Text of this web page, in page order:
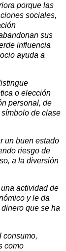
porque las
sociales,
sus
influencia
ayuda a
o elección
personal, de
de clase
un buen estado
riesgo de
a la diversión
actividad de
y le da
que se ha
consumo,
como